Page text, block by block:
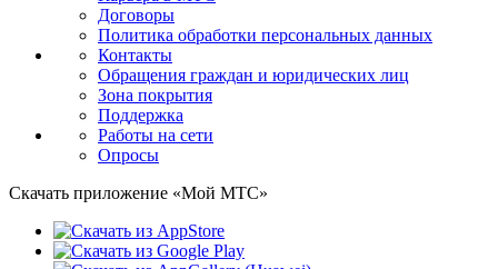
Договоры
Политика обработки персональных данных
Контакты
Обращения граждан и юридических лиц
Зона покрытия
Поддержка
Работы на сети
Опросы
Скачать приложение «Мой МТС»